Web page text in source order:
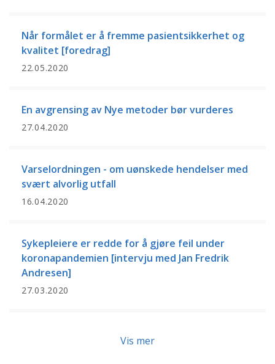
Når formålet er å fremme pasientsikkerhet og
kvalitet [foredrag]
22.05.2020
En avgrensing av Nye metoder bør vurderes
27.04.2020
Varselordningen - om uønskede hendelser med
svært alvorlig utfall
16.04.2020
Sykepleiere er redde for å gjøre feil under
koronapandemien [intervju med Jan Fredrik
Andresen]
27.03.2020
Vis mer